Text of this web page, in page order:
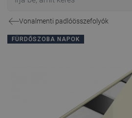
Vonalmenti padlóösszefolyók
FÜRDŐSZOBA NAPOK